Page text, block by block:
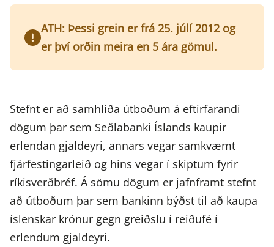
ATH: Þessi grein er frá 25. júlí 2012 og
er því orðin meira en 5 ára gömul.
Stefnt er að samhliða útboðum á eftirfarandi
dögum þar sem Seðlabanki Íslands kaupir
erlendan gjaldeyri, annars vegar samkvæmt
fjárfestingarleið og hins vegar í skiptum fyrir
ríkisverðbréf. Á sömu dögum er jafnframt stefnt
að útboðum þar sem bankinn býðst til að kaupa
íslenskar krónur gegn greiðslu í reiðufé í
erlendum gjaldeyri.